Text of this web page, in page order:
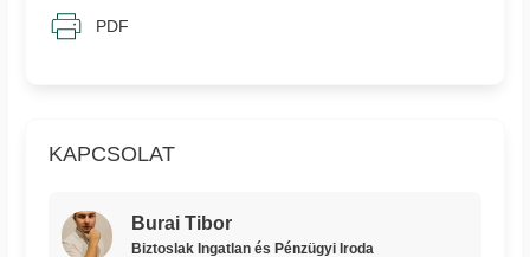
KAPCSOLAT
Burai Tibor
Biztoslak Ingatlan és Pénzügyi Iroda
PDF